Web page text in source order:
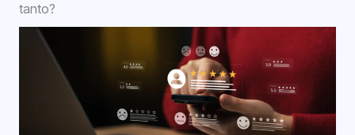
tanto?